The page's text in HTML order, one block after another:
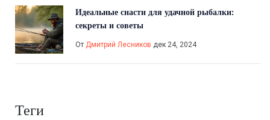
Идеальные снасти для удачной рыбалки:
секреты и советы
От Дмитрий Лесников дек 24, 2024
Теги